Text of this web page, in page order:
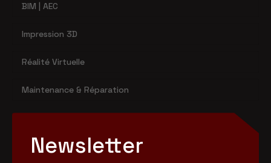
BIM | AEC
Impression 3D
Réalité Virtuelle
Maintenance & Réparation
Newsletter